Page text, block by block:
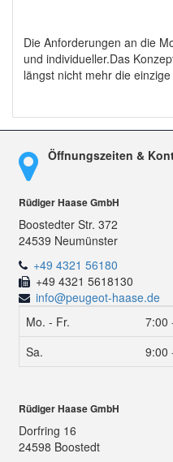
Die Anforderungen an die
und individueller.Das
längst nicht mehr die
Öffnungszeiten &
Rüdiger Haase GmbH
Boostedter Str. 372
24539 Neumünster
+49 4321 56180
+49 4321 5618130
info@peugeot-haase.de
Mo. - Fr.
7:00
Sa.
9:00
Rüdiger Haase GmbH
Dorfring 16
24598 Boostedt